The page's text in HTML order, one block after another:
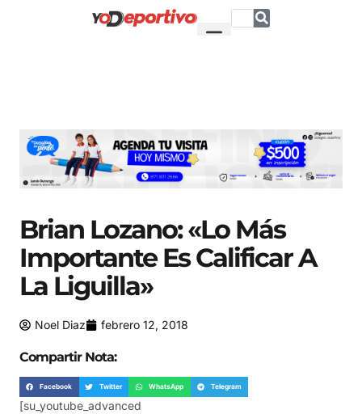
Brian Lozano: «Lo Más
Importante Es Calificar A
La Liguilla»
Noel Diaz febrero 12, 2018
Compartir Nota:
Facebook Twitter WhatsApp Telegram
[su_youtube_advanced